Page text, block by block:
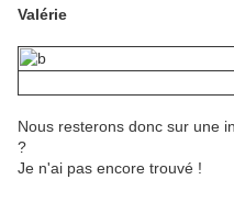
Valérie
Nous resterons donc sur une
?
Je n'ai pas encore trouvé !